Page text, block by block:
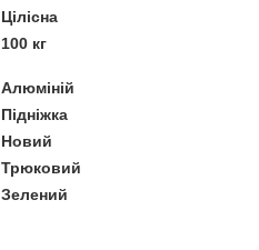
Цілісна
100 кг
Алюміній
Підніжка
Новий
Трюковий
Зелений